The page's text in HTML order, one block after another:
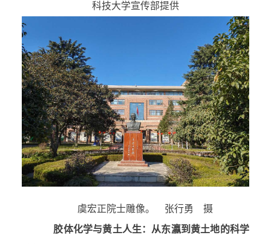
科技大学宣传部提供
虞宏正院士雕像。 张行勇 摄
胶体化学与黄土人生：从东瀛到黄土地的科学